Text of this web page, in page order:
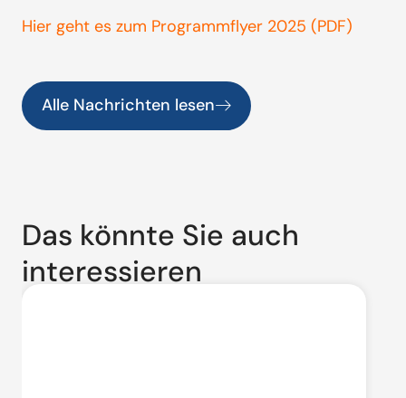
Hier geht es zum Programmflyer 2025 (PDF)
Alle Nachrichten lesen
Das könnte Sie auch
interessieren